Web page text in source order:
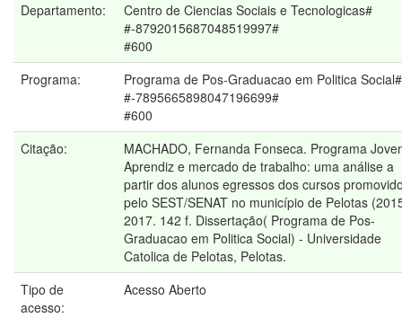
Departamento:
Centro de Ciencias Sociais e Tecnologicas#
#-8792015687048519997#
#600
Programa:
Programa de Pos-Graduacao em Politica Social#
#-7895665898047196699#
#600
Citação:
MACHADO, Fernanda Fonseca. Programa
Aprendiz e mercado de trabalho: uma análise a
partir dos alunos egressos dos cursos
pelo SEST/SENAT no município de Pelotas
2017. 142 f. Dissertação( Programa de Pos-
Graduacao em Politica Social) - Universidade
Catolica de Pelotas, Pelotas.
Tipo de
acesso:
Acesso Aberto